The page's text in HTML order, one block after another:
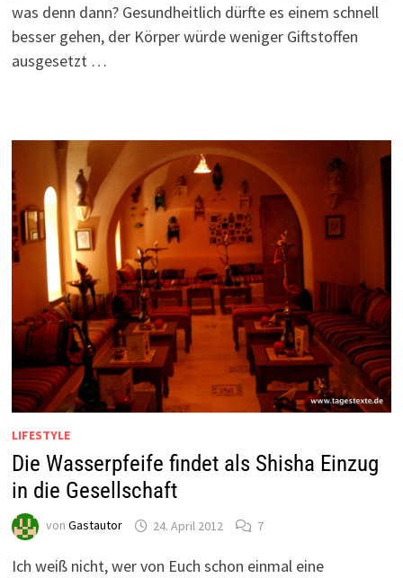
was denn dann? Gesundheitlich dürfte es einem schnell
besser gehen, der Körper würde weniger Giftstoffen
ausgesetzt …
LIFESTYLE
Die Wasserpfeife findet als Shisha Einzug
in die Gesellschaft
von Gastautor 24. April 2012 7
Ich weiß nicht, wer von Euch schon einmal eine